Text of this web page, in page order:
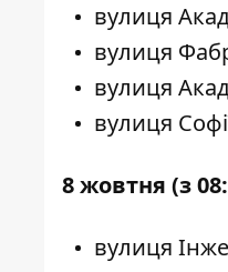
вулиця
вулиця
вулиця
вулиця
8 жовтня (з
вулиця